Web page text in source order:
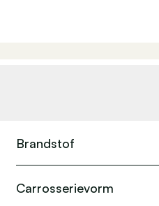
Brandstof
Carrosserievorm